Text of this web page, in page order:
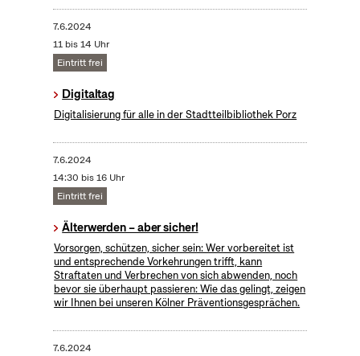
7.6.2024
11 bis 14 Uhr
Eintritt frei
Digitaltag
Digitalisierung für alle in der Stadtteilbibliothek Porz
7.6.2024
14:30 bis 16 Uhr
Eintritt frei
Älterwerden – aber sicher!
Vorsorgen, schützen, sicher sein: Wer vorbereitet ist
und entsprechende Vorkehrungen trifft, kann
Straftaten und Verbrechen von sich abwenden, noch
bevor sie überhaupt passieren: Wie das gelingt, zeigen
wir Ihnen bei unseren Kölner Präventionsgesprächen.
7.6.2024